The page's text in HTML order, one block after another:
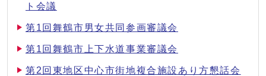
ト会議
第1回舞鶴市男女共同参画審議会
第1回舞鶴市上下水道事業審議会
第2回東地区中心市街地複合施設あり方懇話会